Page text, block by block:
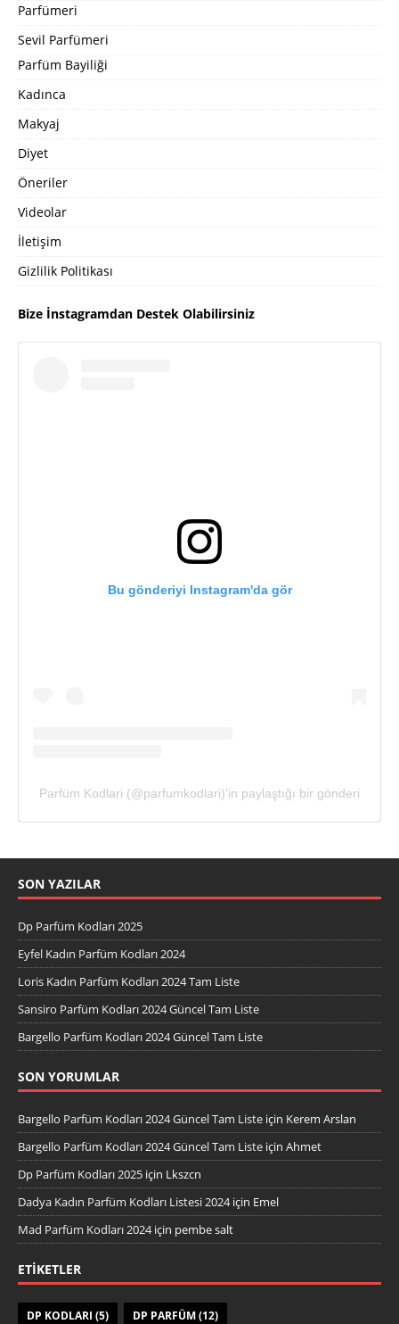
Parfümeri
Sevil Parfümeri
Parfüm Bayiliği
Kadınca
Makyaj
Diyet
Öneriler
Videolar
İletişim
Gizlilik Politikası
Bize İnstagramdan Destek Olabilirsiniz
Bu gönderiyi Instagram'da gör
Parfüm Kodlari (@parfumkodlari)'in paylaştığı bir gönderi
SON YAZILAR
Dp Parfüm Kodları 2025
Eyfel Kadın Parfüm Kodları 2024
Loris Kadın Parfüm Kodları 2024 Tam Liste
Sansiro Parfüm Kodları 2024 Güncel Tam Liste
Bargello Parfüm Kodları 2024 Güncel Tam Liste
SON YORUMLAR
Bargello Parfüm Kodları 2024 Güncel Tam Liste için Kerem Arslan
Bargello Parfüm Kodları 2024 Güncel Tam Liste için Ahmet
Dp Parfüm Kodları 2025 için Lkszcn
Dadya Kadın Parfüm Kodları Listesi 2024için Emel
Mad Parfüm Kodları 2024için pembe salt
ETIKETLER
DP KODLARI (5) DP PARFÜM(12)